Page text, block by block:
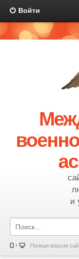
Войти
и
Полная версия